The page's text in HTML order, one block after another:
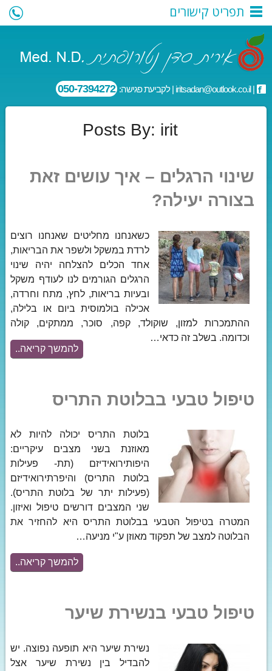
|
iritsadan@outlook.co.il | לקביעת פגישה: 050-7394272
Posts By: irit
שינוי הרגלים – איך עושים זאת
בצורה יעילה?
כשאנחנו מחליטים שאנחנו רוצים
לרדת במשקל ולשפר את הבריאות,
אחד הכלים להצלחה יהיה שינוי
הרגלים הגורמים לנו לעודף משקל
ובעיות בריאות, לחץ, מתח וחרדה,
אכילה בולמוסית ביום או בלילה,
ההתמכרות למזון, שוקולד, קפה, סוכר, ממתקים, קולה
וכדומה. בשלב זה כדאי…
להמשך קריאה..
טיפול טבעי בבלוטת התריס
בלוטת התריס יכולה להיות לא
מאוזנת בשני מצבים עיקריים:
היפותירואידיזם (תת- פעילות
בלוטת התריס) והיפרתירואידיזם
(פעילות יתר של בלוטת התריס).
שני המצבים דורשים טיפול ואיזון.
המטרה בטיפול הטבעי בבלוטת התריס היא להחזיר את
הבלוטה למצב של תפקוד מאוזן ע"י מניעה…
להמשך קריאה..
טיפול טבעי בנשירת שיער
נשירת שיער היא תופעה נפוצה. יש
להבדיל בין נשירת שיער אצל
תפריט קישורים